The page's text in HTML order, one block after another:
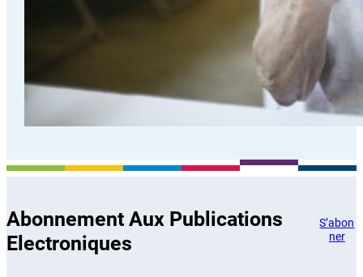
Abonnement Aux Publications
Electroniques
S’abon
ner